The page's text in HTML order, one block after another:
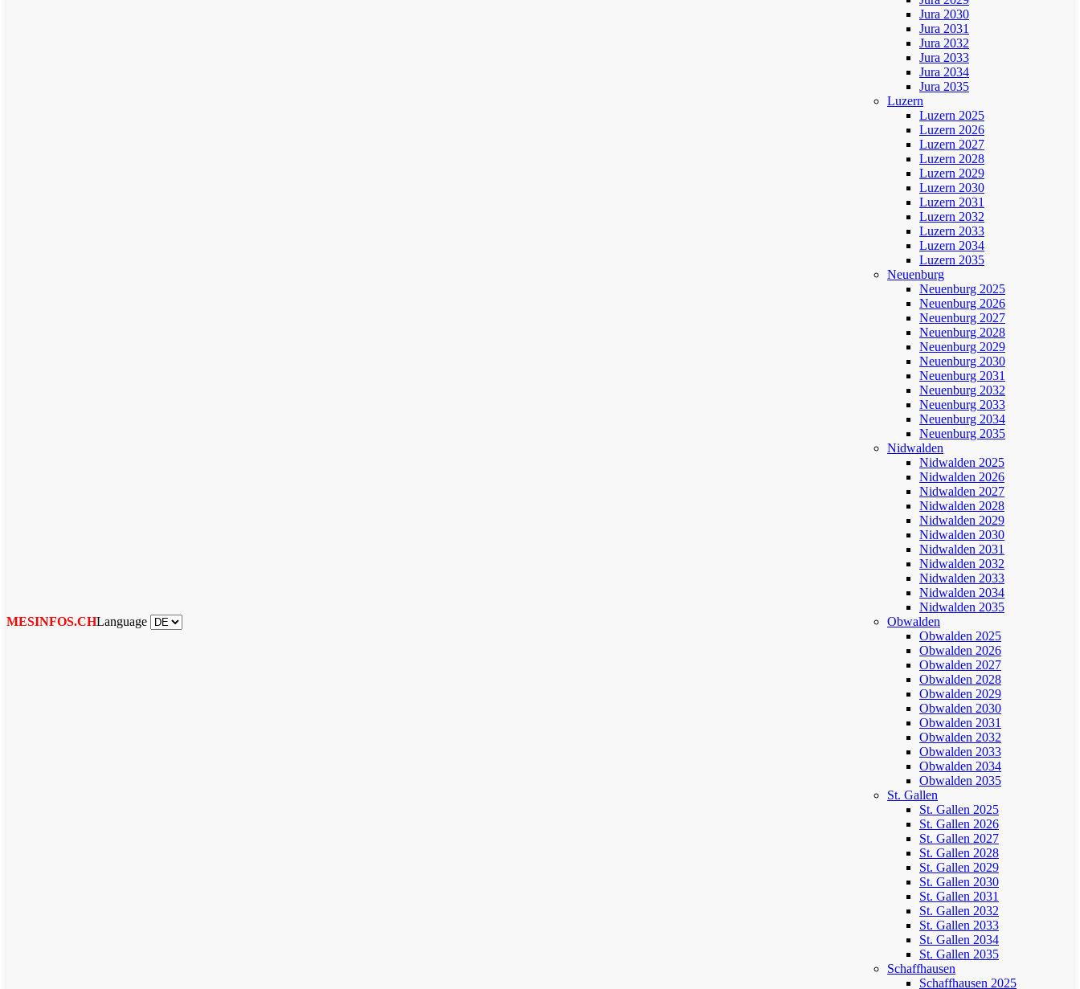
MESINFOS.CHLanguage
Jura 2030
Jura 2031
Jura 2032
Jura 2033
Jura 2034
Jura 2035
Luzern
Luzern 2025
Luzern 2026
Luzern 2027
Luzern 2028
Luzern 2029
Luzern 2030
Luzern 2031
Luzern 2032
Luzern 2033
Luzern 2034
Luzern 2035
Neuenburg
Neuenburg 2025
Neuenburg 2026
Neuenburg 2027
Neuenburg 2028
Neuenburg 2029
Neuenburg 2030
Neuenburg 2031
Neuenburg 2032
Neuenburg 2033
Neuenburg 2034
Neuenburg 2035
Nidwalden
Nidwalden 2025
Nidwalden 2026
Nidwalden 2027
Nidwalden 2028
Nidwalden 2029
Nidwalden 2030
Nidwalden 2031
Nidwalden 2032
Nidwalden 2033
Nidwalden 2034
Nidwalden 2035
Obwalden
Obwalden 2025
Obwalden 2026
Obwalden 2027
Obwalden 2028
Obwalden 2029
Obwalden 2030
Obwalden 2031
Obwalden 2032
Obwalden 2033
Obwalden 2034
Obwalden 2035
St. Gallen
St. Gallen 2025
St. Gallen 2026
St. Gallen 2027
St. Gallen 2028
St. Gallen 2029
St. Gallen 2030
St. Gallen 2031
St. Gallen 2032
St. Gallen 2033
St. Gallen 2034
St. Gallen 2035
Schaffhausen
Schaffhausen 2025